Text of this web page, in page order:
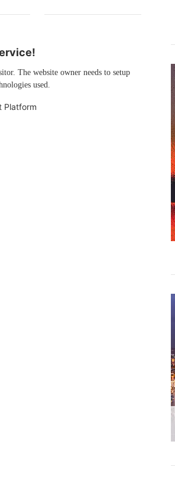
The website owner needs to setup
used.
Platform